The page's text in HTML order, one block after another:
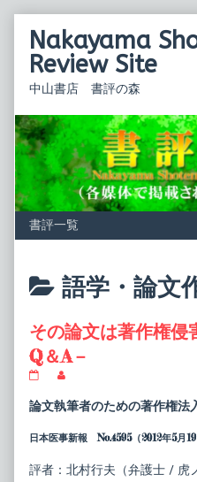
contentNakayama
Review Site
中山書店 書評の森
Posts
as
語学・論文
その論文は著作権
Q＆A－
論
文
著
権
posts
by
author
そ
論文執筆者のための著作権法
日本医事新報 No.4595（2012年5月
評者：北村行夫（弁護士 / 虎